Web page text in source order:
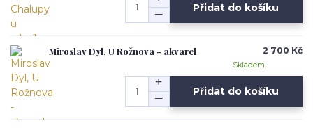
Přidat do košíku
Miroslav Dyl, U Rožnova - akvarel 2 700 Kč
Skladem
Přidat do košíku